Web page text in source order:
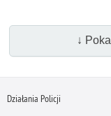
↓
Działania Policji